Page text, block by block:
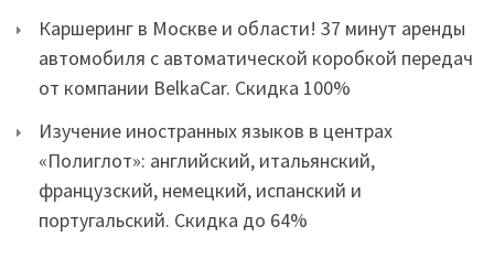
Каршеринг в Москве и области! 37 минут аренды
автомобиля с автоматической коробкой передач
от компании BelkaCar. Скидка 100%
Изучение иностранных языков в центрах
«Полиглот»: английский, итальянский,
французский, немецкий, испанский и
португальский. Скидка до 64%